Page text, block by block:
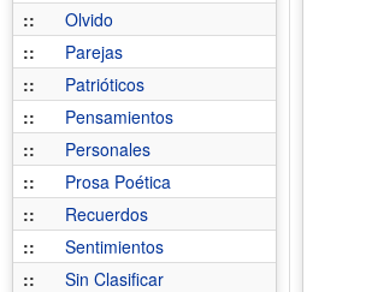
::
Olvido
::
Parejas
::
Patrióticos
::
Pensamientos
::
Personales
::
Prosa Poética
::
Recuerdos
::
Sentimientos
::
Sin Clasificar